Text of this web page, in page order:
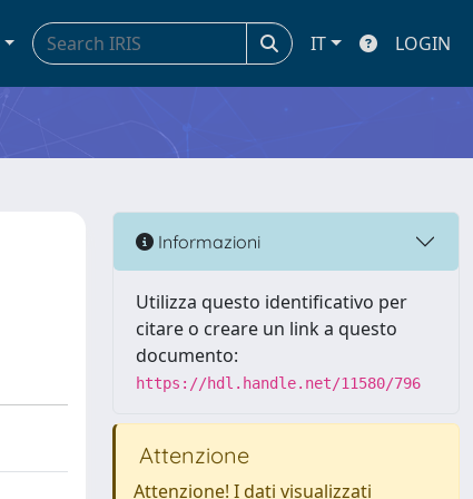
IT LOGIN
Informazioni
Utilizza questo identificativo per
citare o creare un link a questo
documento:
https://hdl.handle.net/11580/796
Attenzione
Attenzione! I dati visualizzati